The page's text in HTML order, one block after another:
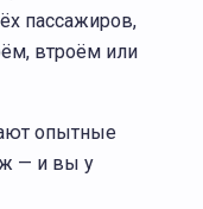
пассажиров,
втроём или
опытные
— и вы у